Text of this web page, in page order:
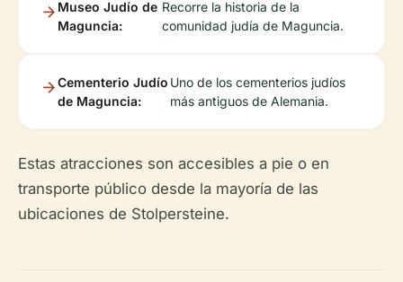
Museo Judío de
Maguncia:
Recorre la historia de la
comunidad judía de Maguncia.
Cementerio Judío
de Maguncia:
Uno de los cementerios judíos
más antiguos de Alemania.
Estas atracciones son accesibles a pie o en
transporte público desde la mayoría de las
ubicaciones de Stolpersteine.